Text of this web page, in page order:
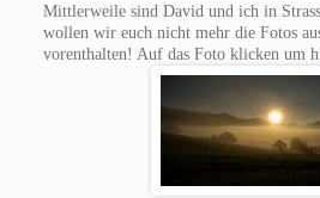
Mittlerweile sind David und ich in
wollen wir euch nicht mehr die Fotos
vorenthalten! Auf das Foto klicken um